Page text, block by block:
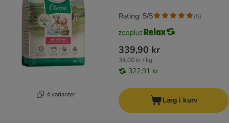
4 varianter
339,90 kr
34,00 kr / kg
322,91 kr
Rating: 5/5 (5)
Læg i kurv